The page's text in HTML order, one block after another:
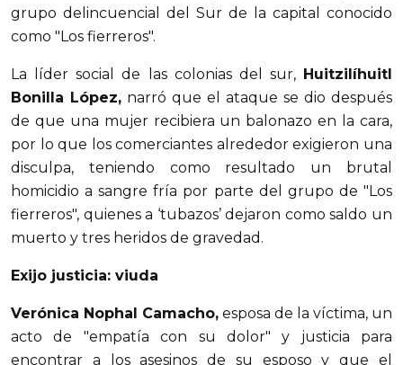
grupo delincuencial del Sur de la capital conocido
como "Los fierreros".
La líder social de las colonias del sur, Huitzilíhuitl
Bonilla López, narró que el ataque se dio después
de que una mujer recibiera un balonazo en la cara,
por lo que los comerciantes alrededor exigieron una
disculpa, teniendo como resultado un brutal
homicidio a sangre fría por parte del grupo de "Los
fierreros", quienes a ‘tubazos’ dejaron como saldo un
muerto y tres heridos de gravedad.
Exijo justicia: viuda
Verónica Nophal Camacho, esposa de la víctima, un
acto de "empatía con su dolor" y justicia para
encontrar a los asesinos de su esposo y que el